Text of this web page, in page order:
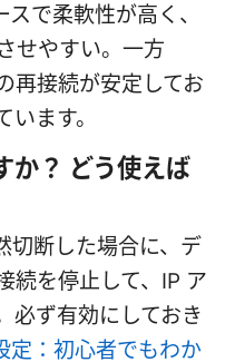
で柔軟性が高く、
せやすい。一方
再接続が安定してお
ます。
？ どう使えば
切断した場合に、デ
続を停止して、IP ア
必ず有効にしておき
定：初心者でもわか